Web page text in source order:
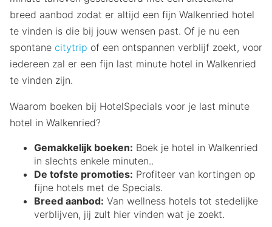
breed aanbod zodat er altijd een fijn Walkenried hotel
te vinden is die bij jouw wensen past. Of je nu een
spontane citytrip of een ontspannen verblijf zoekt, voor
iedereen zal er een fijn last minute hotel in Walkenried
te vinden zijn.
Waarom boeken bij HotelSpecials voor je last minute
hotel in Walkenried?
Gemakkelijk boeken: Boek je hotel in Walkenried
in slechts enkele minuten..
De tofste promoties: Profiteer van kortingen op
fijne hotels met de Specials.
Breed aanbod: Van wellness hotels tot stedelijke
verblijven, jij zult hier vinden wat je zoekt.